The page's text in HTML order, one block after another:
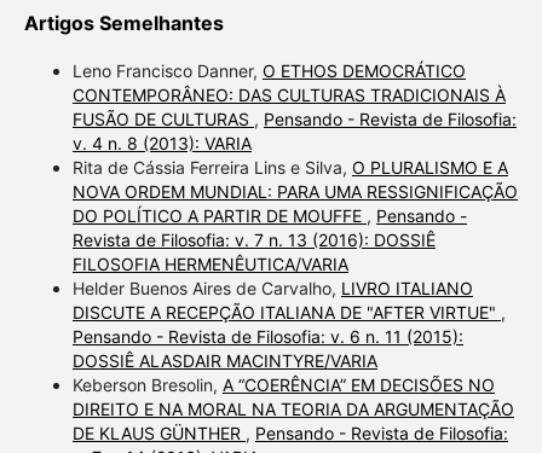
Artigos Semelhantes
Leno Francisco Danner, O ETHOS DEMOCRÁTICO
CONTEMPORÂNEO: DAS CULTURAS TRADICIONAIS À
FUSÃO DE CULTURAS , Pensando - Revista de Filosofia:
v. 4 n. 8 (2013): VARIA
Rita de Cássia Ferreira Lins e Silva, O PLURALISMO E A
NOVA ORDEM MUNDIAL: PARA UMA RESSIGNIFICAÇÃO
DO POLÍTICO A PARTIR DE MOUFFE , Pensando -
Revista de Filosofia: v. 7 n. 13 (2016): DOSSIÊ
FILOSOFIA HERMENÊUTICA/VARIA
Helder Buenos Aires de Carvalho, LIVRO ITALIANO
DISCUTE A RECEPÇÃO ITALIANA DE "AFTER VIRTUE" ,
Pensando - Revista de Filosofia: v. 6 n. 11 (2015):
DOSSIÊ ALASDAIR MACINTYRE/VARIA
Keberson Bresolin, A “COERÊNCIA” EM DECISÕES NO
DIREITO E NA MORAL NA TEORIA DA ARGUMENTAÇÃO
DE KLAUS GÜNTHER , Pensando - Revista de Filosofia: